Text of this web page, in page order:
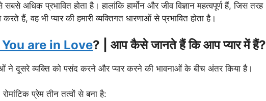
अधिक प्रभावित होता है। हालांकि हार्मोन और जीव विज्ञान महत्वपूर्ण हैं, जिस तरह
हैं, वह भी प्यार की हमारी व्यक्तिगत धारणाओं से प्रभावित होता है।
are in Love? | आप कैसे जानते हैं कि आप प्यार में हैं?
ने दूसरे व्यक्ति को पसंद करने और प्यार करने की भावनाओं के बीच अंतर किया है।
प्रेम तीन तत्वों से बना है: